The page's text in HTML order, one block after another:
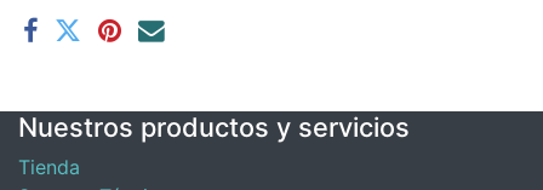
Nuestros productos y servicios
Tienda